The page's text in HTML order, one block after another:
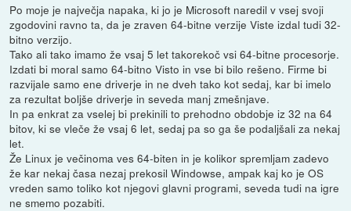
Po moje je največja napaka, ki jo je Microsoft naredil v vsej svoji
zgodovini ravno ta, da je zraven 64-bitne verzije Viste izdal tudi 32-
bitno verzijo.
Tako ali tako imamo že vsaj 5 let takorekoč vsi 64-bitne procesorje.
Izdati bi moral samo 64-bitno Visto in vse bi bilo rešeno. Firme bi
razvijale samo ene driverje in ne dveh tako kot sedaj, kar bi imelo
za rezultat boljše driverje in seveda manj zmešnjave.
In pa enkrat za vselej bi prekinili to prehodno obdobje iz 32 na 64
bitov, ki se vleče že vsaj 6 let, sedaj pa so ga še podaljšali za nekaj
let.
Že Linux je večinoma ves 64-biten in je kolikor spremljam zadevo
že kar nekaj časa nezaj prekosil Windowse, ampak kaj ko je OS
vreden samo toliko kot njegovi glavni programi, seveda tudi na igre
ne smemo pozabiti.